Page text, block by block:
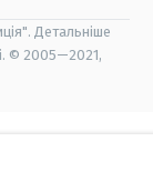
Детальніше
© 2005—2021,